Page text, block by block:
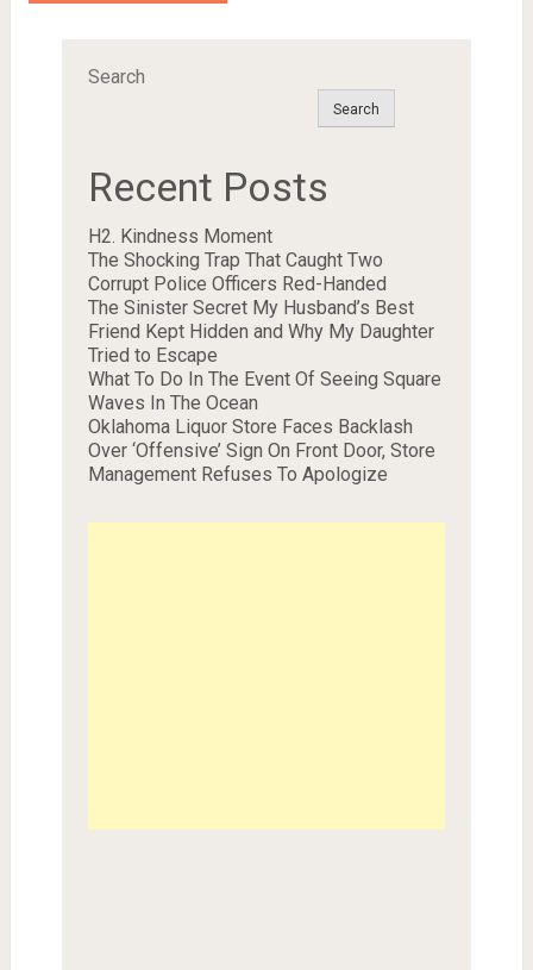
Search
Search
Recent Posts
H2. Kindness Moment
The Shocking Trap That Caught Two
Corrupt Police Officers Red-Handed
The Sinister Secret My Husband’s Best
Friend Kept Hidden and Why My Daughter
Tried to Escape
What To Do In The Event Of Seeing Square
Waves In The Ocean
Oklahoma Liquor Store Faces Backlash
Over ‘Offensive’ Sign On Front Door, Store
Management Refuses To Apologize